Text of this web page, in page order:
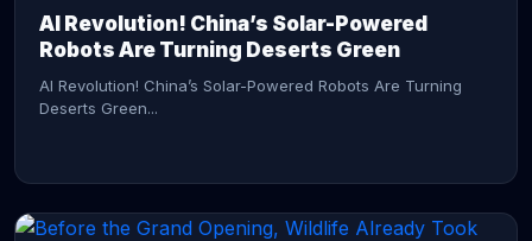
AI Revolution! China’s Solar-Powered
Robots Are Turning Deserts Green
AI Revolution! China’s Solar-Powered Robots Are Turning
Deserts Green...